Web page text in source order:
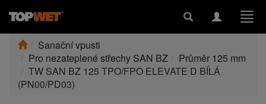
Toggle
Toggle
Sanační vpusti
Pro nezateplené střechy SAN BZ
Průměr 125 mm
TW SAN BZ 125 TPO/FPO ELEVATE D BÍLÁ
(PN00/PD03)